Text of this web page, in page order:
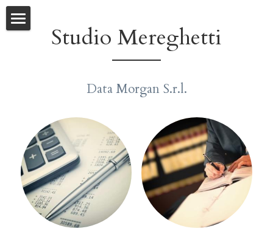
Lo Studio
Contatti
POWERED BY
Studio Mereghetti
Data Morgan S.r.l.